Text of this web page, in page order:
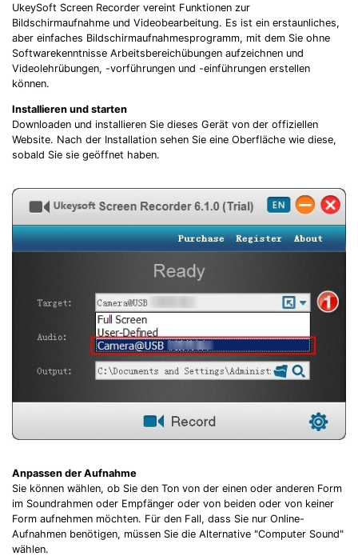
UkeySoft Screen Recorder vereint Funktionen zur
Bildschirmaufnahme und Videobearbeitung. Es ist ein erstaunliches,
aber einfaches Bildschirmaufnahmesprogramm, mit dem Sie ohne
Softwarekenntnisse Arbeitsbereichübungen aufzeichnen und
Videolehrübungen, -vorführungen und -einführungen erstellen
können.
Installieren und starten
Downloaden und installieren Sie dieses Gerät von der offiziellen
Website. Nach der Installation sehen Sie eine Oberfläche wie diese,
sobald Sie sie geöffnet haben.
Anpassen der Aufnahme
Sie können wählen, ob Sie den Ton von der einen oder anderen Form
im Soundrahmen oder Empfänger oder von beiden oder von keiner
Form aufnehmen möchten. Für den Fall, dass Sie nur Online-
Aufnahmen benötigen, müssen Sie die Alternative "Computer Sound"
wählen.